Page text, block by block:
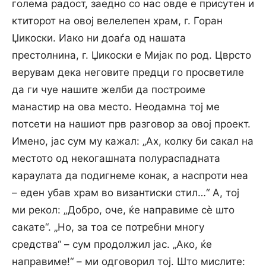
голема радост, заедно со нас овде е присутен и
ктиторот на овој велелепен храм, г. Горан
Џикоски. Иако ни доаѓа од нашата
престолнина, г. Џикоски е Мијак по род. Цврсто
верувам дека неговите предци го просветиле
да ги чуе нашите желби да построиме
манастир на ова место. Неодамна тој ме
потсети на нашиот прв разговор за овој проект.
Имено, јас сум му кажал: „Ах, колку би сакал на
местото од некогашната полураспадната
караулата да подигнеме конак, а наспроти неа
– еден убав храм во византиски стил…“ А, тој
ми рекол: „Добро, оче, ќе направиме сè што
сакате“. „Но, за тоа се потребни многу
средства“ – сум продолжил јас. „Ако, ќе
направиме!“ – ми одговорил тој. Што мислите: